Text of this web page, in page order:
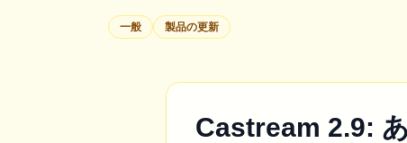
一般 製品の更新
Castream 2.9: